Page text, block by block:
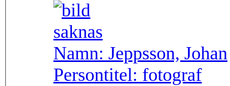
Namn: Jeppsson, Johan
Persontitel: fotograf